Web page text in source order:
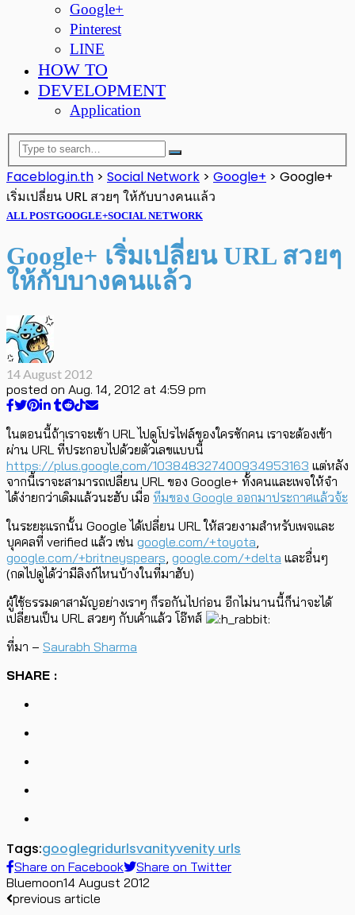
Google+
Pinterest
LINE
HOW TO
DEVELOPMENT
Application
Faceblog.in.th > Social Network > Google+ > Google+
เริ่มเปลี่ยน URL สวยๆ ให้กับบางคนแล้ว
ALL POSTGOOGLE+SOCIAL NETWORK
Google+ เริ่มเปลี่ยน URL สวยๆ
ให้กับบางคนแล้ว
14 August 2012
posted on Aug. 14, 2012 at 4:59 pm
ในตอนนี้ถ้าเราจะเข้า URL ไปดูโปรไฟล์ของใครซักคน เราจะต้องเข้า
ผ่าน URL ที่ประกอบไปด้วยตัวเลขแบบนี้
https://plus.google.com/103848327400934953163 แต่หลัง
จากนี้เราจะสามารถเปลี่ยน URL ของ Google+ ทั้งคนและเพจให้จำ
ได้ง่ายกว่าเดิมแล้วนะฮับ เมื่อ ทีมของ Google ออกมาประกาศแล้วจ้ะ
ในระยะแรกนั้น Google ได้เปลี่ยน URL ให้สวยงามสำหรับเพจและ
บุคคลที่ verified แล้ว เช่น google.com/+toyota
google.com/+britneyspears google.com/+delta และอื่นๆ
(กดไปดูได้ว่ามีลิงก์ไหนบ้างในที่มาฮับ)
ผู้ใช้ธรรมดาสามัญอย่างเราๆ ก็รอกันไปก่อน อีกไม่นานนี้ก็น่าจะได้
เปลี่ยนเป็น URL สวยๆ กับเค้าแล้ว โอ๊ทส์
ที่มา – Saurabh Sharma
SHARE :
Tags:googlegridurlsvanityvenity urls
Share on Facebook
Share on Twitter
Bluemoon14 August 2012
previous article